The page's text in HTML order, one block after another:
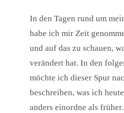
In den Tagen rund um
habe ich mir Zeit
und auf das zu schauen,
verändert hat. In den
möchte ich dieser Spur
beschreiben, was ich
anders einordne als früher.